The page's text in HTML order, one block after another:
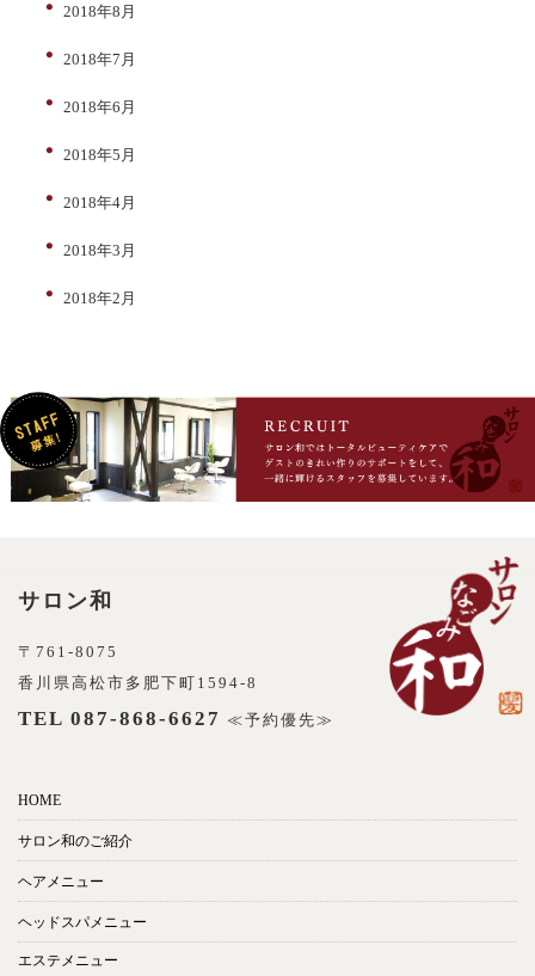
2018年8月
2018年7月
2018年6月
2018年5月
2018年4月
2018年3月
2018年2月
サロン和
〒761-8075
香川県高松市多肥下町1594-8
TEL 087-868-6627 ≪予約優先≫
HOME
サロン和のご紹介
ヘアメニュー
ヘッドスパメニュー
エステメニュー